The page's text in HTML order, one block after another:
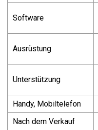
Software
Ausrüstung
Unterstützung
Handy, Mobiltelefon
Nach dem Verkauf